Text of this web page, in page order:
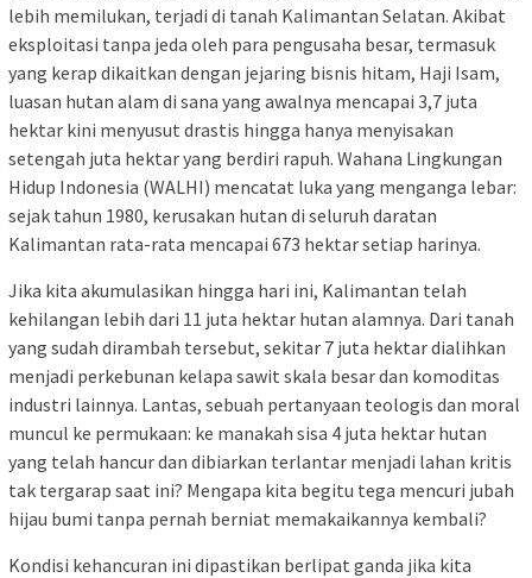
lebih memilukan, terjadi di tanah Kalimantan Selatan. Akibat
eksploitasi tanpa jeda oleh para pengusaha besar, termasuk
yang kerap dikaitkan dengan jejaring bisnis hitam, Haji Isam,
luasan hutan alam di sana yang awalnya mencapai 3,7 juta
hektar kini menyusut drastis hingga hanya menyisakan
setengah juta hektar yang berdiri rapuh. Wahana Lingkungan
Hidup Indonesia (WALHI) mencatat luka yang menganga lebar:
sejak tahun 1980, kerusakan hutan di seluruh daratan
Kalimantan rata-rata mencapai 673 hektar setiap harinya.
Jika kita akumulasikan hingga hari ini, Kalimantan telah
kehilangan lebih dari 11 juta hektar hutan alamnya. Dari tanah
yang sudah dirambah tersebut, sekitar 7 juta hektar dialihkan
menjadi perkebunan kelapa sawit skala besar dan komoditas
industri lainnya. Lantas, sebuah pertanyaan teologis dan moral
muncul ke permukaan: ke manakah sisa 4 juta hektar hutan
yang telah hancur dan dibiarkan terlantar menjadi lahan kritis
tak tergarap saat ini? Mengapa kita begitu tega mencuri jubah
hijau bumi tanpa pernah berniat memakaikannya kembali?
Kondisi kehancuran ini dipastikan berlipat ganda jika kita